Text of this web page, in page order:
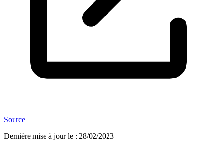
Source
Dernière mise à jour le : 28/02/2023